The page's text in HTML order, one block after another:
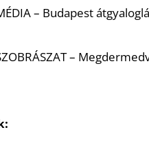
– Budapest
–